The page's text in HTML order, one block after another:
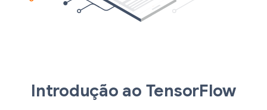
Introdução ao TensorFlow